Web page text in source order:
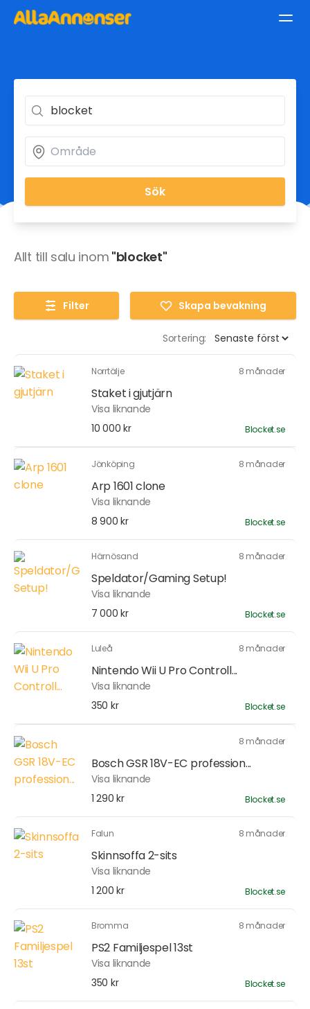
Sök
Allt till salu inom "blocket"
Filter Skapa bevakning
Sortering:
Norrtälje 8 månader
Staket i gjutjärn
Visa liknande
10 000 kr
Blocket.se
Jönköping 8 månader
Arp 1601 clone
Visa liknande
8 900 kr
Blocket.se
Härnösand 8 månader
Speldator/Gaming Setup!
Visa liknande
7 000 kr
Blocket.se
Luleå 8 månader
Nintendo Wii U Pro Controll...
Visa liknande
350 kr
Blocket.se
8 månader
Bosch GSR 18V-EC profession...
Visa liknande
1 290 kr
Blocket.se
Falun 8 månader
Skinnsoffa 2-sits
Visa liknande
1 200 kr
Blocket.se
Bromma 8 månader
PS2 Familjespel 13st
Visa liknande
350 kr
Blocket.se